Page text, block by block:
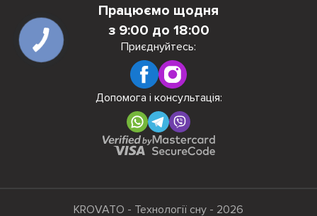
Працюємо щодня
з 9:00 до 18:00
Приєднуйтесь:
Допомога і консультація:
KROVATO - Технології сну - 2026